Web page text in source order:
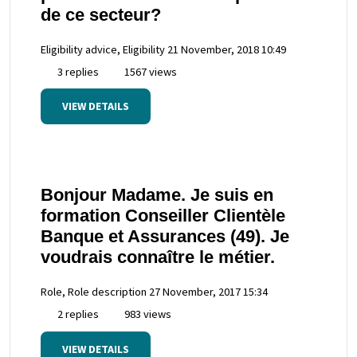
de ce secteur?
Eligibility advice, Eligibility 21 November, 2018 10:49
3 replies
1567 views
VIEW DETAILS
Bonjour Madame. Je suis en
formation Conseiller Clientèle
Banque et Assurances (49). Je
voudrais connaître le métier.
Role, Role description 27 November, 2017 15:34
2 replies
983 views
VIEW DETAILS